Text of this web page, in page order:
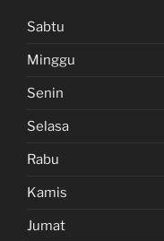
Sabtu
Minggu
Senin
Selasa
Rabu
Kamis
Jumat